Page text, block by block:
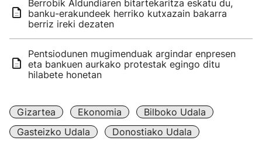
Berrobik Aldundiaren bitartekaritza eskatu du,
banku-erakundeek herriko kutxazain bakarra
berriz ireki dezaten
Pentsiodunen mugimenduak argindar enpresen
eta bankuen aurkako protestak egingo ditu
hilabete honetan
Gizartea Ekonomia
Bilboko Udala
Gasteizko Udala
Donostiako Udala